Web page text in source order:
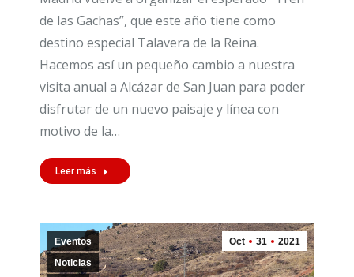
de las Gachas”, que este año tiene como
destino especial Talavera de la Reina.
Hacemos así un pequeño cambio a nuestra
visita anual a Alcázar de San Juan para poder
disfrutar de un nuevo paisaje y línea con
motivo de la…
Leer más
Oct 31 2021
Eventos
Noticias